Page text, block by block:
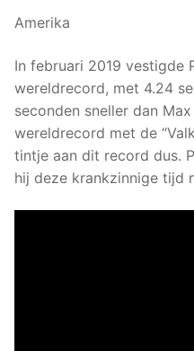
Amerika
In februari 2019 vestigde
wereldrecord, met 4.24
seconden sneller dan
wereldrecord met de
tintje aan dit record dus.
hij deze krankzinnige tijd